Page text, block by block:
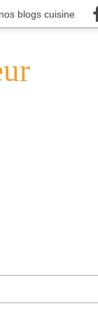
blogs cuisine